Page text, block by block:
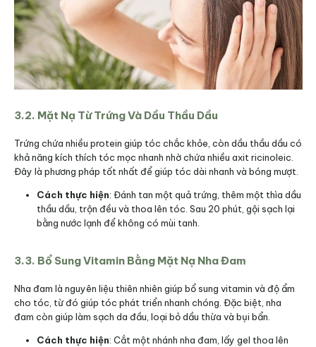
3.2. Mặt Nạ Từ Trứng Và Dầu Thầu Dầu
Trứng chứa nhiều protein giúp tóc chắc khỏe, còn dầu thầu dầu có
khả năng kích thích tóc mọc nhanh nhờ chứa nhiều axit ricinoleic.
Đây là phương pháp tốt nhất để giúp tóc dài nhanh và bóng mượt.
Cách thực hiện: Đánh tan một quả trứng, thêm một thìa dầu
thầu dầu, trộn đều và thoa lên tóc. Sau 20 phút, gội sạch lại
bằng nước lạnh để không có mùi tanh.
3.3. Bổ Sung Vitamin Bằng Mặt Nạ Nha Đam
Nha đam là nguyên liệu thiên nhiên giúp bổ sung vitamin và độ ẩm
cho tóc, từ đó giúp tóc phát triển nhanh chóng. Đặc biệt, nha
đam còn giúp làm sạch da đầu, loại bỏ dầu thừa và bụi bẩn.
Cách thực hiện: Cắt một nhánh nha đam, lấy gel thoa lên